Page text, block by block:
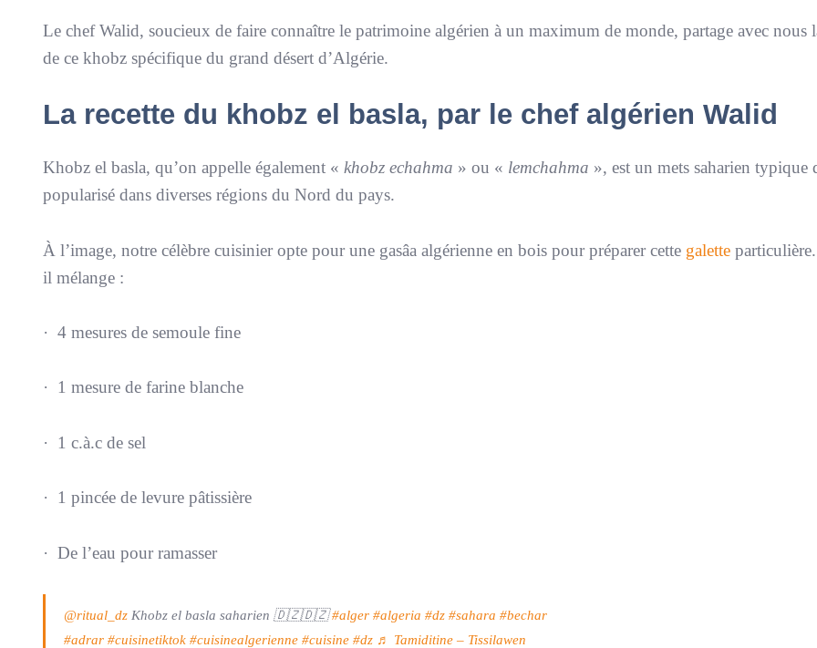
Le chef Walid, soucieux de faire connaître le patrimoine algérien à un maximum de monde, partage avec nous
de ce khobz spécifique du grand désert d’Algérie.
La recette du khobz el basla, par le chef algérien Walid
Khobz el basla, qu’on appelle également « khobz echahma » ou « lemchahma », est un mets saharien typique
popularisé dans diverses régions du Nord du pays.
À l’image, notre célèbre cuisinier opte pour une gasâa algérienne en bois pour préparer cette galette
il mélange :
· 4 mesures de semoule fine
· 1 mesure de farine blanche
· 1 c.à.c de sel
· 1 pincée de levure pâtissière
· De l’eau pour ramasser
@ritual_dz Khobz el basla saharien 🇩🇿🇩🇿#alger #algeria #dz #sahara #bechar
#adrar #cuisinetiktok #cuisinealgerienne #cuisine #dz ♬ Tamiditine – Tissilawen